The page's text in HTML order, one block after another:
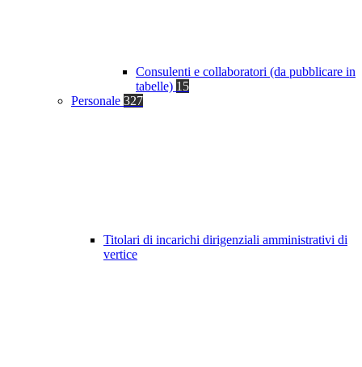
Consulenti e collaboratori (da pubblicare in
tabelle) 15
Personale 327
Titolari di incarichi dirigenziali amministrativi di
vertice